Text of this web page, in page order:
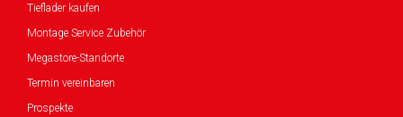
Tieflader kaufen
Montage Service Zubehör
Megastore-Standorte
Termin vereinbaren
Prospekte